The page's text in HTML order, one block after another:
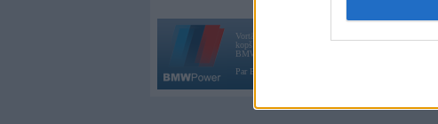
Vortāls BMWPower.lv darbojas
kopš 2002. gada 14. maija. Tas nav auto klubs un nav
BMW AG.
Par BMWPower